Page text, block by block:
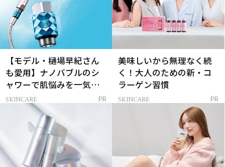
【モデル・樋場早紀さん
も愛用】ナノバブルのシ
ャワーで肌悩みを一気に
解決
SKINCARE PR
美味しいから無理なく続
く！大人のための新・コ
ラーゲン習慣
SKINCARE PR